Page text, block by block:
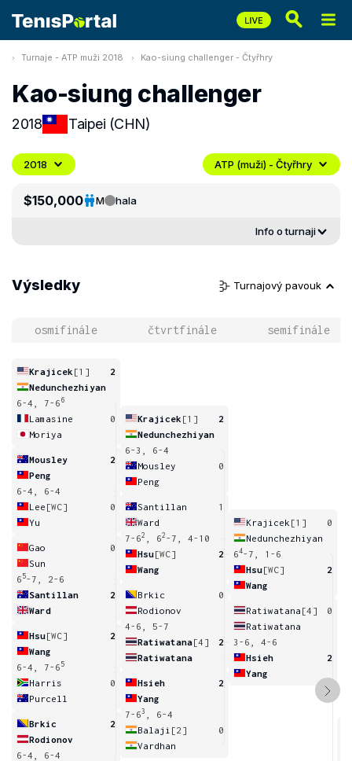
Turnaje - ATP muži 2018 Kao-siung challenger - Čtyřhry
Kao-siung challenger
2018 Taipei (CHN)
2018 ATP (muži) - Čtyřhry
$150,000 M hala
Info o turnaji
Výsledky Turnajový pavouk
osmifinále čtvrtfinále semifinále
Krajicek [1]
2
Nedunchezhiyan
6-4, 7-6 6
Lamasine
0
Moriya
Mousley
2
Peng
6-4, 6-4
Lee [WC]
0
Yu
Gao
0
Sun
6 5-7, 2-6
Santillan
2
Ward
Hsu[WC]
2
Wang
6-4, 7-6 5
Harris
0
Purcell
Brkic
2
Rodionov
6-4, 6-4
Krajicek [1]
2
Nedunchezhiyan
6-3, 6-4
Mousley
0
Peng
Santillan
1
Ward
7-62 , 62 -7, 4-10
Hsu[WC]
2
Wang
Brkic
0
Rodionov
4-6, 5-7
Ratiwatana[4]
2
Ratiwatana
Hsieh
2
Yang
7-63
, 6-4
Balaji [2]
0
Vardhan
Krajicek [1]
0
Nedunchezhiyan
64-7, 1-6
Hsu[WC]
2
Wang
Ratiwatana [4]
0
Ratiwatana
3-6, 4-6
Hsieh
2
Yang